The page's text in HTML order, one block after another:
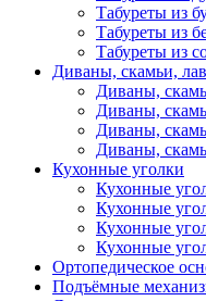
Табуреты из
Табуреты из
Табуреты из
Диваны, скамьи,
Диваны,
Диваны,
Диваны,
Диваны,
Кухонные уголки
Кухонные
Кухонные
Кухонные
Кухонные
Ортопедическое
Подъёмные